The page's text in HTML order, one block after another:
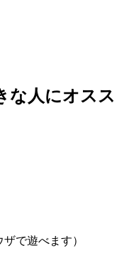
な人にオスス
で遊べます）